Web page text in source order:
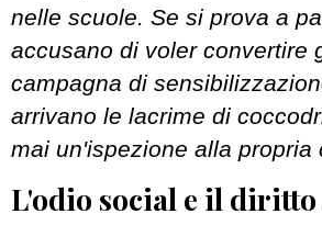
nelle scuole. Se si prova a
accusano di voler convertire
campagna di
arrivano le lacrime di
mai un'ispezione alla propria
L'odio social e il